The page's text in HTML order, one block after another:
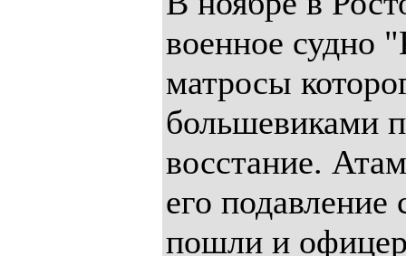
военное судно
матросы
большевиками
восстание.
его подавление
пошли и